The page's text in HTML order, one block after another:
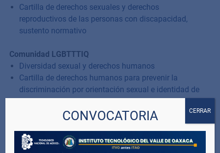
Cartilla de derechos sexuales y derechos
reproductivos de las personas con discapacidad,
sustento normativo
Comunidad LGBTTTIQ
Diversidad sexual y derechos humanos
Cartilla de derechos humanos para prevenir la
discriminación por orientación sexual e identidad de
genero
Lineamientos lenguaje incluyente
Recomendaciones para el uso incluyente y no
CONVOCATORIA CERRAR